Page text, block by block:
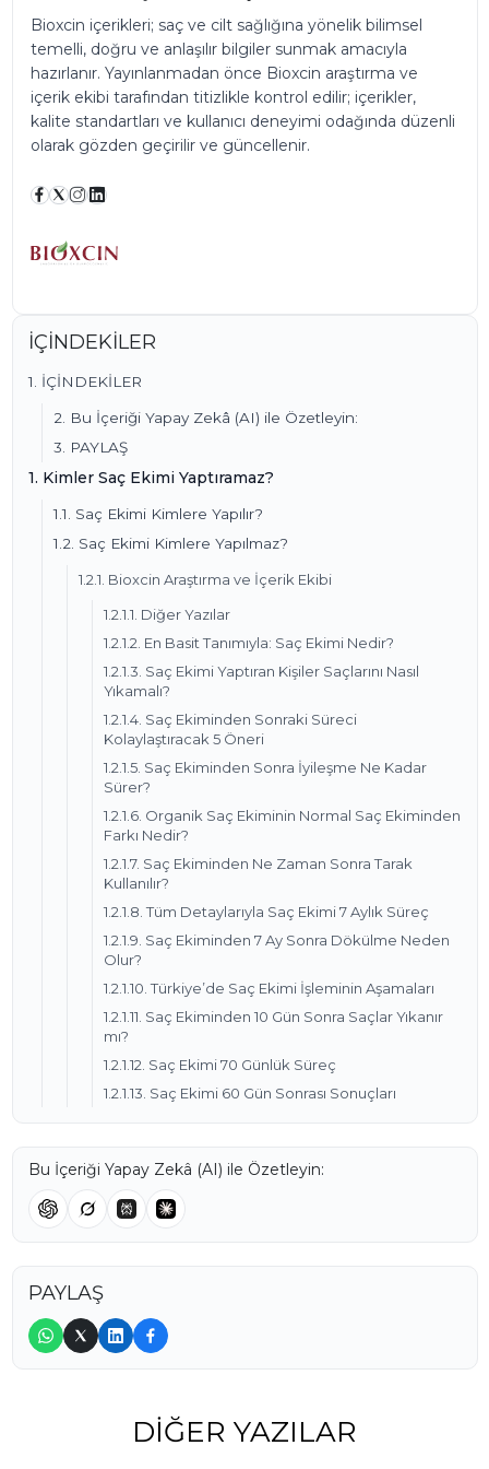
İÇİNDEKİLER
1. İÇİNDEKİLER
2. Bu İçeriği Yapay Zekâ (AI) ile Özetleyin:
3. PAYLAŞ
1. Kimler Saç Ekimi Yaptıramaz?
1.1. Saç Ekimi Kimlere Yapılır?
1.2. Saç Ekimi Kimlere Yapılmaz?
1.2.1. Bioxcin Araştırma ve İçerik Ekibi
1.2.1.1. Diğer Yazılar
1.2.1.2. En Basit Tanımıyla: Saç Ekimi Nedir?
1.2.1.3. Saç Ekimi Yaptıran Kişiler Saçlarını Nasıl
Yıkamalı?
1.2.1.4. Saç Ekiminden Sonraki Süreci
Kolaylaştıracak 5 Öneri
1.2.1.5. Saç Ekiminden Sonra İyileşme Ne Kadar
Sürer?
1.2.1.6. Organik Saç Ekiminin Normal Saç Ekiminden
Farkı Nedir?
1.2.1.7. Saç Ekiminden Ne Zaman Sonra Tarak
Kullanılır?
1.2.1.8. Tüm Detaylarıyla Saç Ekimi 7 Aylık Süreç
1.2.1.9. Saç Ekiminden 7 Ay Sonra Dökülme Neden
Olur?
1.2.1.10. Türkiye’de Saç Ekimi İşleminin Aşamaları
1.2.1.11. Saç Ekiminden 10 Gün Sonra Saçlar Yıkanır
mı?
1.2.1.12. Saç Ekimi 70 Günlük Süreç
1.2.1.13. Saç Ekimi 60 Gün Sonrası Sonuçları
Bu İçeriği Yapay Zekâ (AI) ile Özetleyin:
PAYLAŞ
Bioxcin içerikleri; saç ve cilt sağlığına yönelik bilimsel
temelli, doğru ve anlaşılır bilgiler sunmak amacıyla
hazırlanır. Yayınlanmadan önce Bioxcin araştırma ve
içerik ekibi tarafından titizlikle kontrol edilir; içerikler,
kalite standartları ve kullanıcı deneyimi odağında düzenli
olarak gözden geçirilir ve güncellenir.
DIĞER YAZILAR